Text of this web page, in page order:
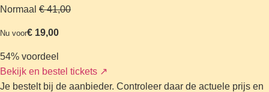
Normaal € 41,00
Nu voor€ 19,00
54% voordeel
Bekijk en bestel tickets ↗
Je bestelt bij de aanbieder. Controleer daar de actuele prijs en